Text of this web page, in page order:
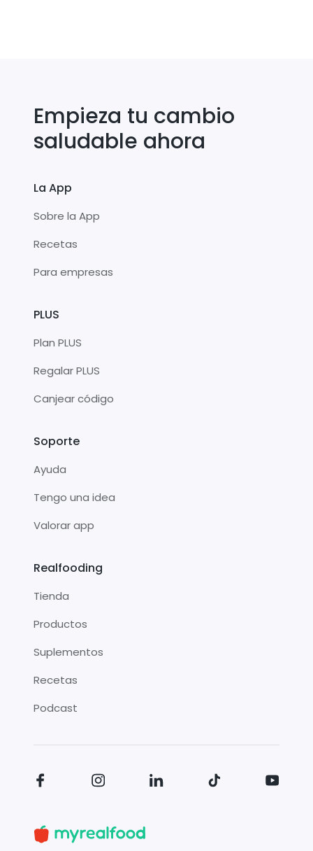
Empieza tu cambio
saludable ahora
La App
Sobre la App
Recetas
Para empresas
PLUS
Plan PLUS
Regalar PLUS
Canjear código
Soporte
Ayuda
Tengo una idea
Valorar app
Realfooding
Tienda
Productos
Suplementos
Recetas
Podcast